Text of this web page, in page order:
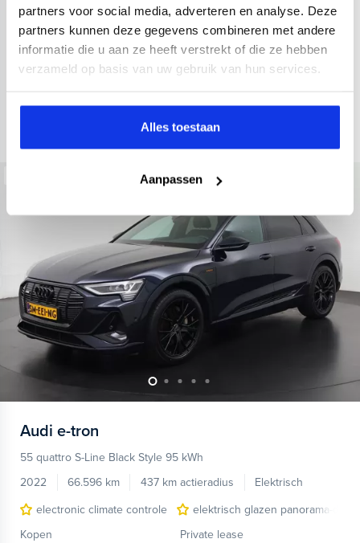
partners voor social media, adverteren en analyse. Deze
partners kunnen deze gegevens combineren met andere
informatie die u aan ze heeft verstrekt of die ze hebben
verzameld op basis van uw gebruik van hun services.
Alles toestaan
Aanpassen
34.998 km 437 km actieradius
Elektrisch
electronic climate controle
elektrisch glazen panorama-dak
Kopen
36.895,-
Private lease
793,- p.m.
Audi e-tron
55 quattro S-Line Black Style 95 kWh
2022
66.596 km 437 km actieradius
Elektrisch
electronic climate controle
elektrisch glazen panorama-dak
Kopen
Private lease